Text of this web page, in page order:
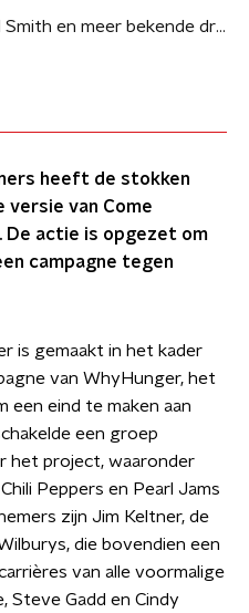
Ringo Starr, Chad Smith en meer bekende drummers coveren Come Together
heeft de stokken
versie van Come
De actie is opgezet om
campagne tegen
is gemaakt in het kader
van WhyHunger, het
een eind te maken aan
een groep
het project, waaronder
Peppers en Pearl Jams
zijn Jim Keltner, de
die bovendien een
van alle voormalige
Steve Gadd en Cindy